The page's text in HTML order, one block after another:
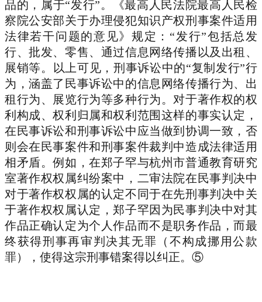
品的，属于“发行”。《最高人民法院最高人民检
察院公安部关于办理侵犯知识产权刑事案件适用
法律若干问题的意见》规定：“发行”包括总发
行、批发、零售、通过信息网络传播以及出租、
展销等。以上可见，刑事诉讼中的“复制发行”行
为，涵盖了民事诉讼中的信息网络传播行为、出
租行为、展览行为等多种行为。对于著作权的权
利构成、权利归属和权利范围这样的事实认定，
在民事诉讼和刑事诉讼中应当做到协调一致，否
则会在民事案件和刑事案件裁判中造成法律适用
相矛盾。例如，在郑子罕与杭州市普通教育研究
室著作权权属纠纷案中，二审法院在民事判决中
对于著作权权属的认定不同于在先刑事判决中关
于著作权权属认定，郑子罕因为民事判决中对其
作品正确认定为个人作品而不是职务作品，而最
终获得刑事再审判决其无罪（不构成挪用公款
罪），使得这宗刑事错案得以纠正。⑤